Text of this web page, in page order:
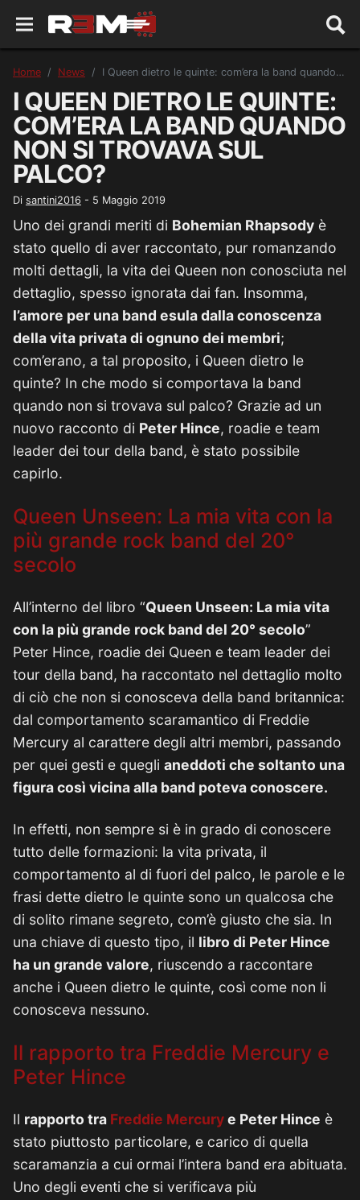
Home News I Queen dietro le quinte: com’era la band quando non si trovava sul palco?
I QUEEN DIETRO LE QUINTE:
COM’ERA LA BAND QUANDO
NON SI TROVAVA SUL
PALCO?
Di santini2016 - 5 Maggio 2019
Uno dei grandi meriti di Bohemian Rhapsody è
stato quello di aver raccontato, pur romanzando
molti dettagli, la vita dei Queen non conosciuta nel
dettaglio, spesso ignorata dai fan. Insomma,
l’amore per una band esula dalla conoscenza
della vita privata di ognuno dei membri;
com’erano, a tal proposito, i Queen dietro le
quinte? In che modo si comportava la band
quando non si trovava sul palco? Grazie ad un
nuovo racconto di Peter Hince, roadie e team
leader dei tour della band, è stato possibile
capirlo.
Queen Unseen: La mia vita con la
più grande rock band del 20°
secolo
All’interno del libro “Queen Unseen: La mia vita
con la più grande rock band del 20° secolo”
Peter Hince, roadie dei Queen e team leader dei
tour della band, ha raccontato nel dettaglio molto
di ciò che non si conosceva della band britannica:
dal comportamento scaramantico di Freddie
Mercury al carattere degli altri membri, passando
per quei gesti e quegli aneddoti che soltanto una
figura così vicina alla band poteva conoscere.
In effetti, non sempre si è in grado di conoscere
tutto delle formazioni: la vita privata, il
comportamento al di fuori del palco, le parole e le
frasi dette dietro le quinte sono un qualcosa che
di solito rimane segreto, com’è giusto che sia. In
una chiave di questo tipo, il libro di Peter Hince
ha un grande valore, riuscendo a raccontare
anche i Queen dietro le quinte, così come non li
conosceva nessuno.
Il rapporto tra Freddie Mercury e
Peter Hince
Il rapporto tra Freddie Mercurye Peter Hince è
stato piuttosto particolare, e carico di quella
scaramanzia a cui ormai l’intera band era abituata.
Uno degli eventi che si verificava più